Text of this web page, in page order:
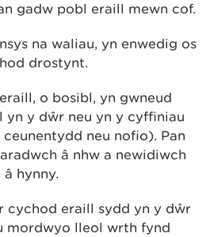
gadw pobl eraill mewn cof.
na waliau, yn enwedig os
drostynt.
o bosibl, yn gwneud
yn y dŵr neu yn y cyffiniau
neu nofio). Pan
â nhw a newidiwch
hynny.
cychod eraill sydd yn y dŵr
mordwyo lleol wrth fynd